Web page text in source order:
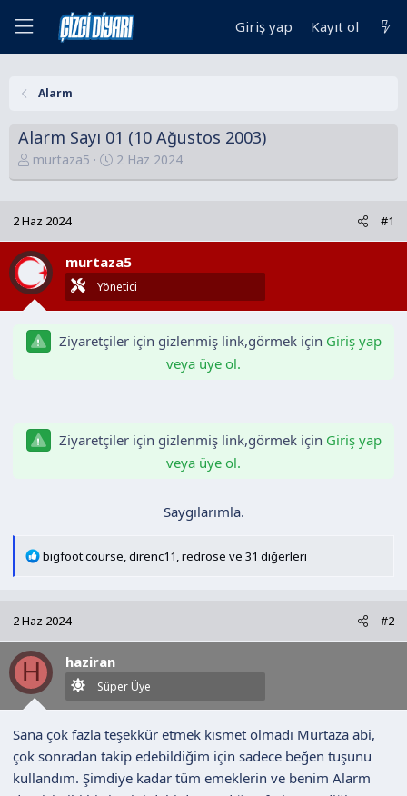
Giriş yap Kayıt ol
Alarm
Alarm Sayı 01 (10 Ağustos 2003)
K
o
u
y
u
B
a
l
a
murtaza5
B
a
a
n
g
ı
t
i
2 Haz 2024
2 Haz 2024 #1
murtaza5
Yönetici
Ziyaretçiler için gizlenmiş link,görmek için Giriş yap
veya üye ol.
Ziyaretçiler için gizlenmiş link,görmek için Giriş yap
veya üye ol.
Saygılarımla.​
T
l
e
r
bigfoot:course direnc11 redrose ve 31 diğerleri
2 Haz 2024 #2
H haziran
Süper Üye
Sana çok fazla teşekkür etmek kısmet olmadı Murtaza abi,
çok sonradan takip edebildiğim için sadece beğen tuşunu
kullandım. Şimdiye kadar tüm emeklerin ve benim Alarm